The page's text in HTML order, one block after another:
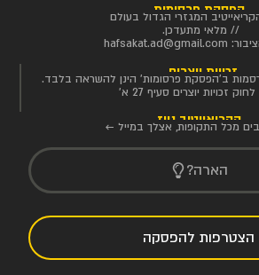
הפסקת פרסומות
המגזרי הגדול בעולם
// מלאי מתעדכן.
hafsakat.ad@gmail.com
זכויות יוצרים
ב'הפסקת פרסומות' הינן להשראה בלבד.
זכויות יוצרים סעיף 27 א'
הקריאייטיב ניוז
מכל התקופות, אצלך במייל ←
הארה?
הצטרפות להפסקה